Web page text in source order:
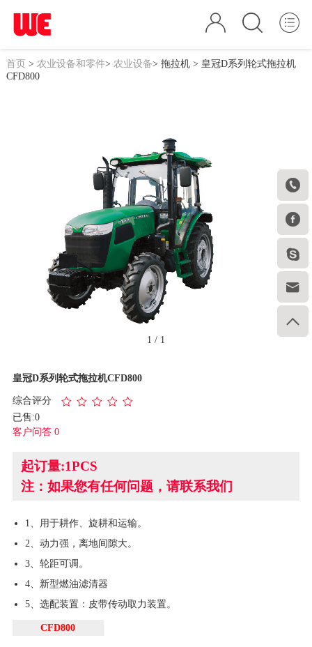





首页> 农业设备和零件> 农业设备> 拖拉机> 皇冠D系列轮式拖拉机
CFD800
1 / 1
皇冠D系列轮式拖拉机CFD800
综合评分
已售:0
客户问答 0
起订量:1PCS
注：如果您有任何问题，请联系我们
1、用于耕作、旋耕和运输。
2、动力强，离地间隙大。
3、轮距可调。
4、新型燃油滤清器
5、选配装置：皮带传动取力装置。
CFD800